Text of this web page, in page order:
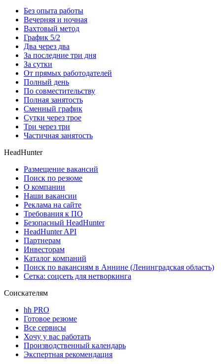
Без опыта работы
Вечерняя и ночная
Вахтовый метод
График 5/2
Два через два
За последние три дня
За сутки
От прямых работодателей
Полный день
По совместительству
Полная занятость
Сменный график
Сутки через трое
Три через три
Частичная занятость
HeadHunter
Размещение вакансий
Поиск по резюме
О компании
Наши вакансии
Реклама на сайте
Требования к ПО
Безопасный HeadHunter
HeadHunter API
Партнерам
Инвесторам
Каталог компаний
Поиск по вакансиям в Аннине (Ленинградская область)
Сетка: соцсеть для нетворкинга
Соискателям
hh PRO
Готовое резюме
Все сервисы
Хочу у вас работать
Производственный календарь
Экспертная рекомендация